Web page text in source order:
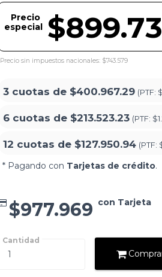
Precio
especial
Precio sin impuestos nacionales: $743.579
3 cuotas de $400.967.29 (PTF:
6 cuotas de $213.523.23 (PTF:
12 cuotas de $127.950.94 (PTF:
* Pagando con Tarjetas de crédito.
$977.969 con Tarjeta
Cantidad